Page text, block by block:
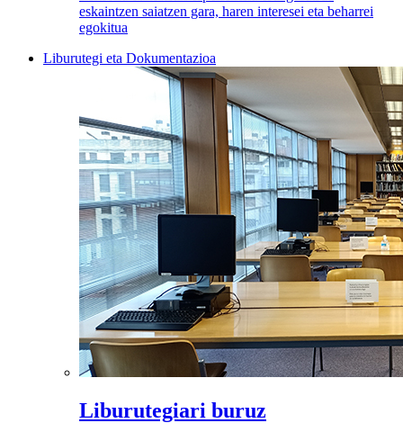
eskaintzen saiatzen gara, haren interesei eta beharrei
egokitua
Liburutegi eta Dokumentazioa
Liburutegiari buruz